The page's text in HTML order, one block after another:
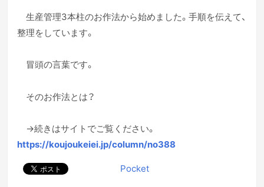
生産管理3本柱のお作法から始めました。手順を伝えて、
整理をしています。
冒頭の言葉です。
そのお作法とは？
→続きはサイトでご覧ください。
https://koujoukeiei.jp/column/no388
Pocket